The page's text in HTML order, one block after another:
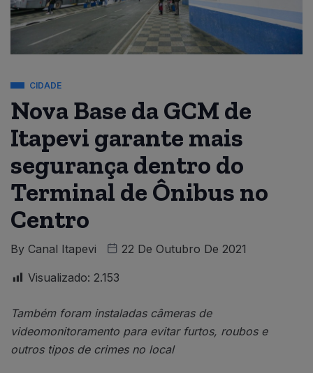
CIDADE
Nova Base da GCM de
Itapevi garante mais
segurança dentro do
Terminal de Ônibus no
Centro
By Canal Itapevi 22 De Outubro De 2021
Visualizado: 2.153
Também foram instaladas câmeras de
videomonitoramento para evitar furtos, roubos e
outros tipos de crimes no local